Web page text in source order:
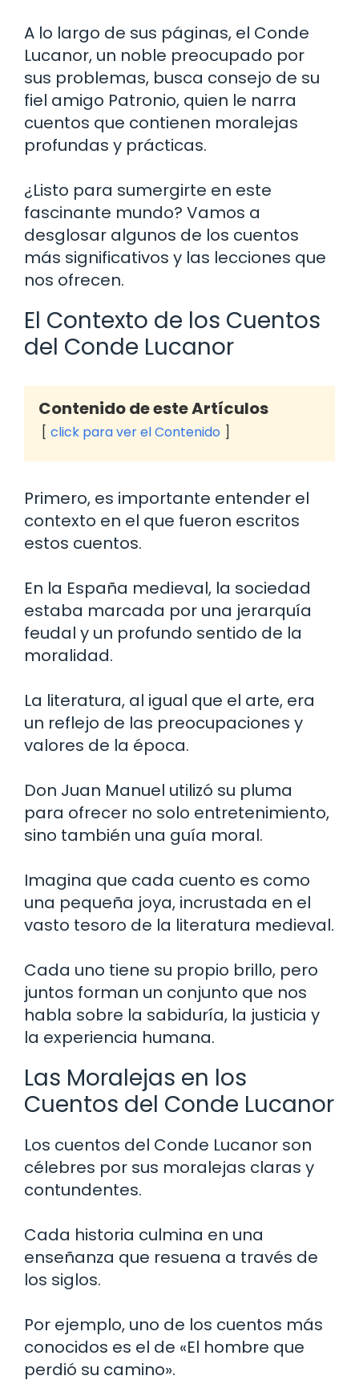
A lo largo de sus páginas, el Conde
Lucanor, un noble preocupado por
sus problemas, busca consejo de su
fiel amigo Patronio, quien le narra
cuentos que contienen moralejas
profundas y prácticas.
¿Listo para sumergirte en este
fascinante mundo? Vamos a
desglosar algunos de los cuentos
más significativos y las lecciones que
nos ofrecen.
El Contexto de los Cuentos
del Conde Lucanor
Contenido de este Artículos
click para ver el Contenido
Primero, es importante entender el
contexto en el que fueron escritos
estos cuentos.
En la España medieval, la sociedad
estaba marcada por una jerarquía
feudal y un profundo sentido de la
moralidad.
La literatura, al igual que el arte, era
un reflejo de las preocupaciones y
valores de la época.
Don Juan Manuel utilizó su pluma
para ofrecer no solo entretenimiento,
sino también una guía moral.
Imagina que cada cuento es como
una pequeña joya, incrustada en el
vasto tesoro de la literatura medieval.
Cada uno tiene su propio brillo, pero
juntos forman un conjunto que nos
habla sobre la sabiduría, la justicia y
la experiencia humana.
Las Moralejas en los
Cuentos del Conde Lucanor
Los cuentos del Conde Lucanor son
célebres por sus moralejas claras y
contundentes.
Cada historia culmina en una
enseñanza que resuena a través de
los siglos.
Por ejemplo, uno de los cuentos más
conocidos es el de «El hombre que
perdió su camino».